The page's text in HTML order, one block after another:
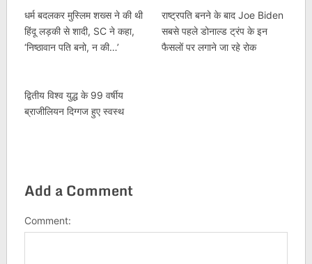
धर्म बदलकर मुस्लिम शख्‍स ने की थी
हिंदू लड़की से शादी, SC ने कहा,
‘निष्ठावान पति बनो, न की…’
राष्ट्रपति बनने के बाद Joe Biden
सबसे पहले डोनाल्‍ड ट्रंप के इन
फैसलों पर लगाने जा रहे रोक
द्वितीय विश्व युद्ध के 99 वर्षीय
ब्राजीलियन दिग्गज हुए स्वस्थ
Add a Comment
Comment: